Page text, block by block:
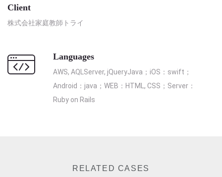
Client
株式会社家庭教師トライ
Languages
AWS, AQLServer, jQueryJava；iOS：swift；
Android：java；WEB：HTML, CSS；Server：
Ruby on Rails
RELATED CASES